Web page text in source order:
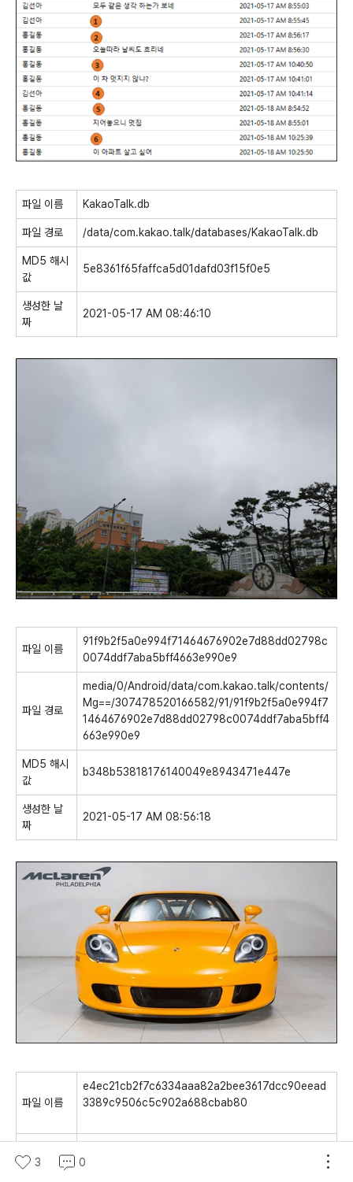
파일 이름 KakaoTalk.db
파일 경로 /data/com.kakao.talk/databases/KakaoTalk.db
MD5 해시
값
5e8361f65faffca5d01dafd03f15f0e5
생성한 날
짜
2021-05-17 AM 08:46:10
파일 이름
91f9b2f5a0e994f71464676902e7d88dd02798c
0074ddf7aba5bff4663e990e9
파일 경로
media/0/Android/data/com.kakao.talk/contents/
Mg==/307478520166582/91/91f9b2f5a0e994f7
1464676902e7d88dd02798c0074ddf7aba5bff4
663e990e9
MD5 해시
값
b348b53818176140049e8943471e447e
생성한 날
짜
2021-05-17 AM 08:56:18
파일 이름
e4ec21cb2f7c6334aaa82a2bee3617dcc90eead
3389c9506c5c902a688cbab80
파일 경로
Mg==/307478520166582/e4/e4ec21cb2f7c633
3 0